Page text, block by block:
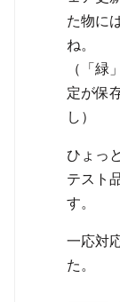
た物に
ね。
（「
定が保
し）
ひょっ
テスト
す。
一応対
た。